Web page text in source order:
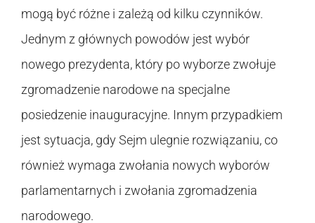
mogą być różne i zależą od kilku czynników.
Jednym z głównych powodów jest wybór
nowego prezydenta, który po wyborze zwołuje
zgromadzenie narodowe na specjalne
posiedzenie inauguracyjne. Innym przypadkiem
jest sytuacja, gdy Sejm ulegnie rozwiązaniu, co
również wymaga zwołania nowych wyborów
parlamentarnych i zwołania zgromadzenia
narodowego.